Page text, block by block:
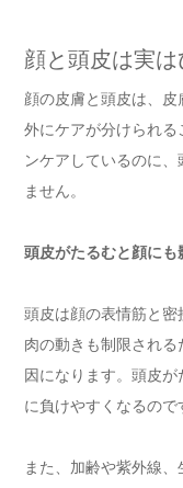
顔と頭皮は実は
顔の皮膚と頭皮は、
外にケアが分けられる
ンケアしているのに
ません。
頭皮がたるむと顔にも
頭皮は顔の表情筋と
肉の動きも制限され
因になります。頭皮
に負けやすくなるので
また、加齢や紫外線